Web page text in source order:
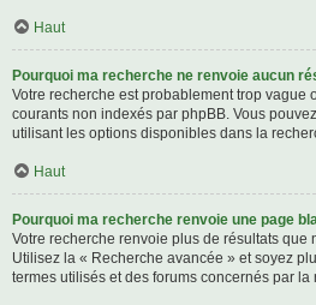
Haut
Pourquoi ma recherche ne renvoie aucun
Votre recherche est probablement trop vague
courants non indexés par phpBB. Vous
utilisant les options disponibles dans la
Haut
Pourquoi ma recherche renvoie une page
Votre recherche renvoie plus de résultats que
Utilisez la « Recherche avancée » et soyez
termes utilisés et des forums concernés par la